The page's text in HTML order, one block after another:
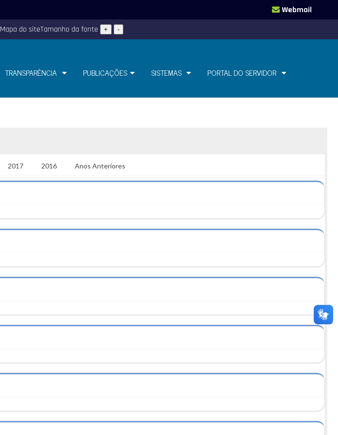
Webmail
Mapa do siteTamanho da fonte + -
TRANSPARÊNCIA PUBLICAÇÕES SISTEMAS PORTAL DO SERVIDOR